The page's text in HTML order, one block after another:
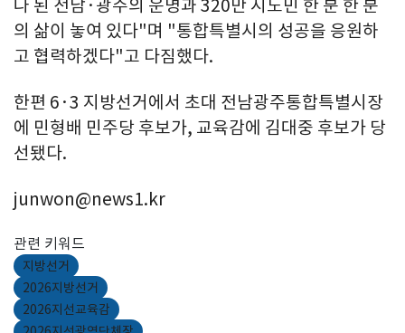
나 된 전남·광주의 운명과 320만 시도민 한 분 한 분
의 삶이 놓여 있다"며 "통합특별시의 성공을 응원하
고 협력하겠다"고 다짐했다.
한편 6·3 지방선거에서 초대 전남광주통합특별시장
에 민형배 민주당 후보가, 교육감에 김대중 후보가 당
선됐다.
junwon@news1.kr
관련 키워드
지방선거
2026지방선거
2026지선교육감